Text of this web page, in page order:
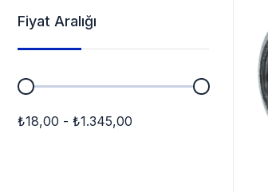
Fiyat Aralığı
₺18,00 - ₺1.345,00